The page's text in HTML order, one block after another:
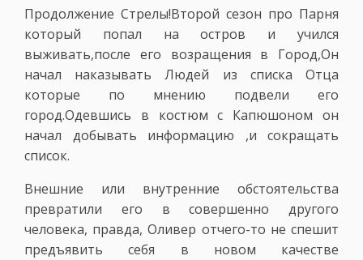
Продолжение Стрелы!Второй сезон про Парня
который попал на остров и учился
выживать,после его возращения в Город,Он
начал наказывать Людей из списка Отца
которые по мнению подвели его
город.Одевшись в костюм с Капюшоном он
начал добывать информацию ,и сокращать
список.
Внешние или внутренние обстоятельства
превратили его в совершенно другого
человека, правда, Оливер отчего-то не спешит
предъявить себя в новом качестве